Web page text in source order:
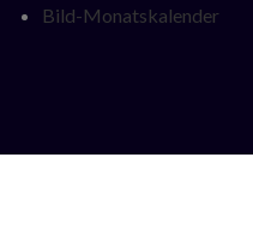
Bild-Monatskalender